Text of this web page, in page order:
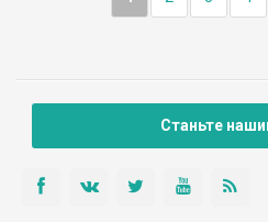
Станьте